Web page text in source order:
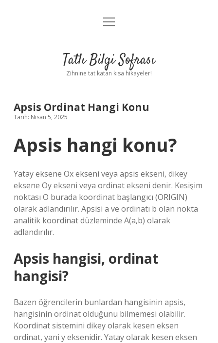
Anasayfa
Yasal Uyarı
menüyü
Tatlı Bilgi Sofrası
Zihnine tat katan kısa hikayeler!
Apsis Ordinat Hangi Konu
Tarih: Nisan 5, 2025
Apsis hangi konu?
Yatay eksene Ox ekseni veya apsis ekseni, dikey
eksene Oy ekseni veya ordinat ekseni denir. Kesişim
noktası O burada koordinat başlangıcı (ORIGIN)
olarak adlandırılır. Apsisi a ve ordinatı b olan nokta
analitik koordinat düzleminde A(a,b) olarak
adlandırılır.
Apsis hangisi, ordinat
hangisi?
Bazen öğrencilerin bunlardan hangisinin apsis,
hangisinin ordinat olduğunu bilmemesi olabilir.
Koordinat sistemini dikey olarak kesen eksen
ordinat, yani y eksenidir. Yatay olarak kesen eksen